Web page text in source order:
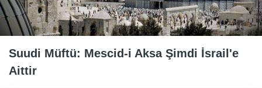
Suudi Müftü: Mescid-i Aksa Şimdi İsrail'e
Aittir